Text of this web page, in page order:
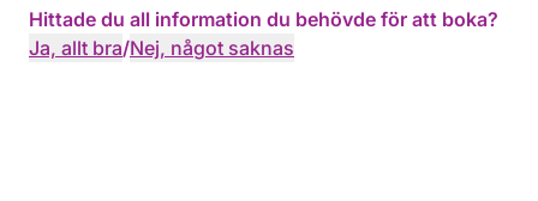
Hittade du all information du behövde för att boka?
Ja, allt bra/Nej, något saknas